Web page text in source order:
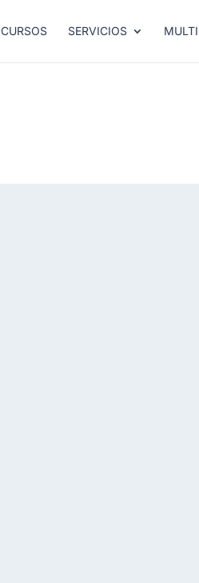
CURSOS SERVICIOS